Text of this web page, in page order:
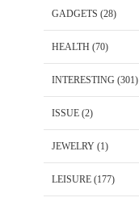
GADGETS (28)
HEALTH (70)
INTERESTING (301)
ISSUE (2)
JEWELRY (1)
LEISURE (177)